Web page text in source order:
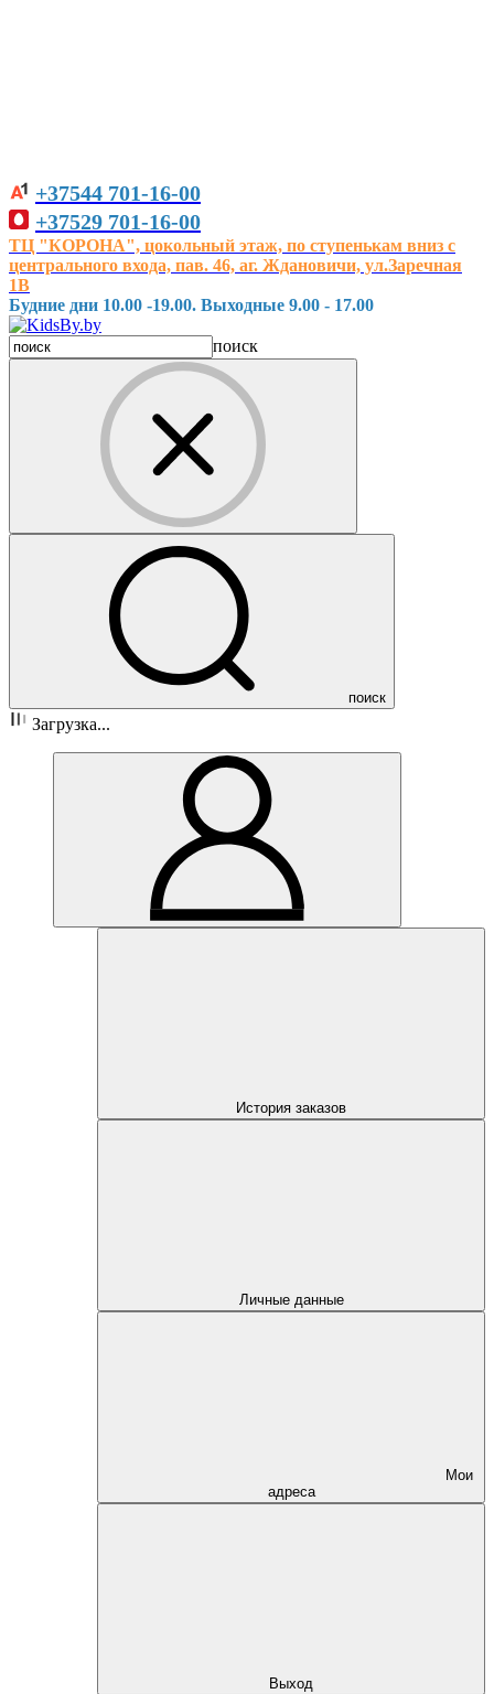
+37544 701-16-00
+37529 701-16-00
ТЦ "КОРОНА", цокольный этаж, по ступенькам вниз с
центрального входа, пав. 46, аг. Ждановичи, ул.Заречная
1В
Будние дни 10.00 -19.00. Выходные 9.00 - 17.00
поиск
поиск
Загрузка...
История заказов
Личные данные
Мои
адреса
Выход